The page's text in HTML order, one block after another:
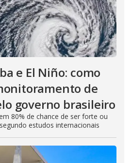
e El Niño: como
de
governo brasileiro
80% de chance de ser forte ou
estudos internacionais